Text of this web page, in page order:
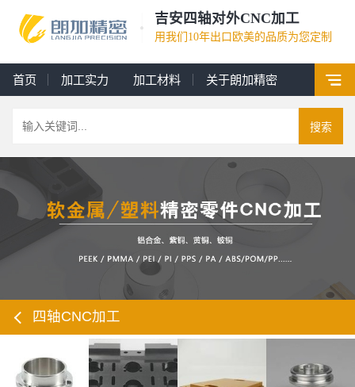
吉安四轴对外CNC加工
用我们10年出口欧美的品质为您定制
首页 加工实力 加工材料 关于朗加精密
搜索
四轴CNC加工